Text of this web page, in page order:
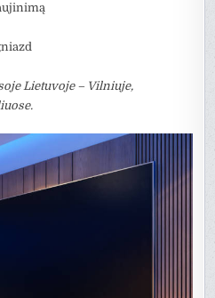
Lietuvoje – Vilniuje,